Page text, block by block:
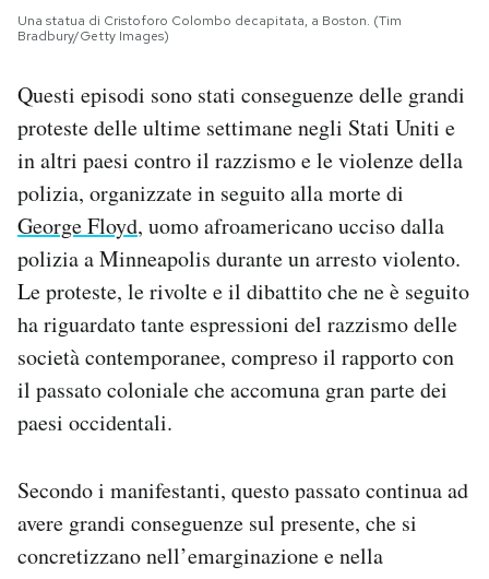
Una statua di Cristoforo Colombo decapitata, a Boston. (Tim
Bradbury/Getty Images)
Questi episodi sono stati conseguenze delle grandi
proteste delle ultime settimane negli Stati Uniti e
in altri paesi contro il razzismo e le violenze della
polizia, organizzate in seguito alla morte di
George Floyd, uomo afroamericano ucciso dalla
polizia a Minneapolis durante un arresto violento.
Le proteste, le rivolte e il dibattito che ne è seguito
ha riguardato tante espressioni del razzismo delle
società contemporanee, compreso il rapporto con
il passato coloniale che accomuna gran parte dei
paesi occidentali.
Secondo i manifestanti, questo passato continua ad
avere grandi conseguenze sul presente, che si
concretizzano nell’emarginazione e nella